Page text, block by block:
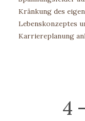
Kränkung des
Lebenskonzeptes
Karriereplanung
4